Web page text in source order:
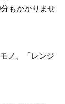
もかかりませ
ノ、「レンジ